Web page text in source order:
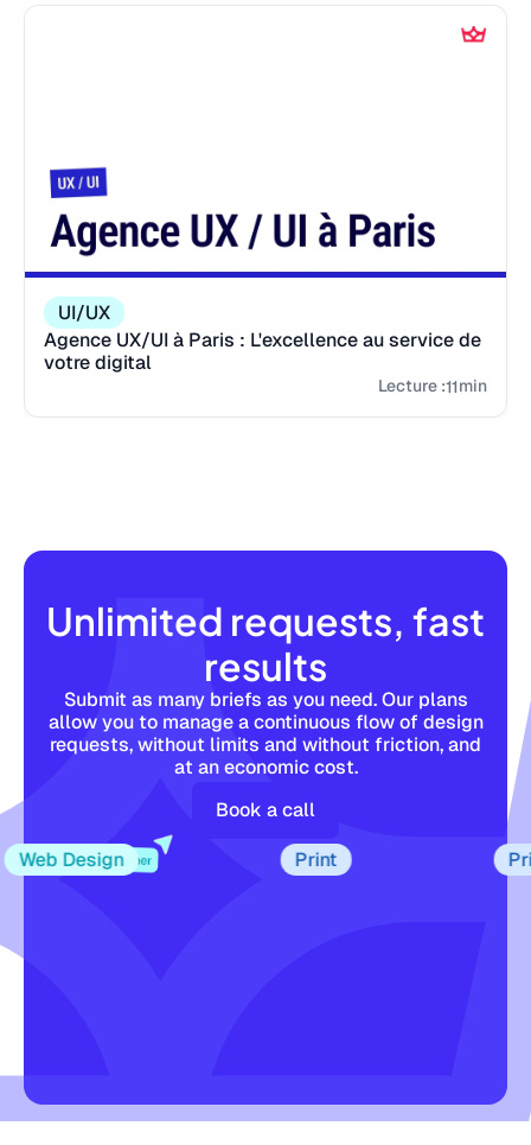
UI/UX
Agence UX/UI à Paris : L'excellence au service de
votre digital
Lecture :11min
Unlimited requests, fast
results
Submit as many briefs as you need. Our plans
allow you to manage a continuous flow of design
requests, without limits and without friction, and
at an economic cost.
Book a call
Design
Print Print